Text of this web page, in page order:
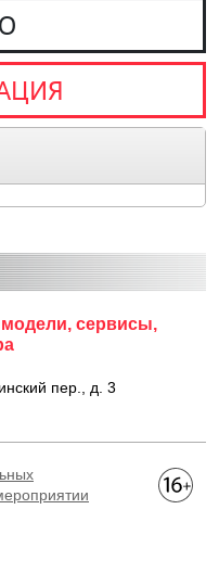
сервисы,
пер., д. 3